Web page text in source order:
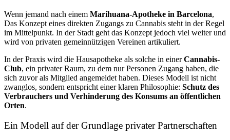
Wenn jemand nach einem Marihuana-Apotheke in Barcelona,
Das Konzept eines direkten Zugangs zu Cannabis steht in der Regel
im Mittelpunkt. In der Stadt geht das Konzept jedoch viel weiter und
wird von privaten gemeinnützigen Vereinen artikuliert.
In der Praxis wird die Hausapotheke als solche in einerCannabis-
Club, ein privater Raum, zu dem nur Personen Zugang haben, die
sich zuvor als Mitglied angemeldet haben. Dieses Modell ist nicht
zwanglos, sondern entspricht einer klaren Philosophie: Schutz des
Verbrauchers und Verhinderung des Konsums an öffentlichen
Orten.
Ein Modell auf der Grundlage privater Partnerschaften